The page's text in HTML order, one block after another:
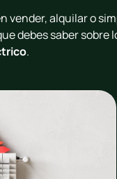
vender, alquilar o
debes saber
.